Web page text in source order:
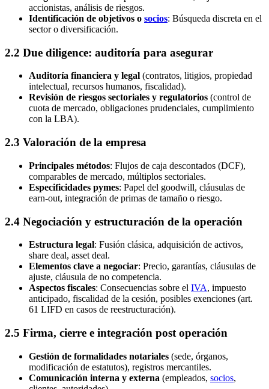
accionistas, análisis de riesgos.
Identificación de objetivos o socios: Búsqueda discreta en el
sector o diversificación.
2.2 Due diligence: auditoría para asegurar
Auditoría financiera y legal (contratos, litigios, propiedad
intelectual, recursos humanos, fiscalidad).
Revisión de riesgos sectoriales y regulatorios (control de
cuota de mercado, obligaciones prudenciales, cumplimiento
con la LBA).
2.3 Valoración de la empresa
Principales métodos: Flujos de caja descontados (DCF),
comparables de mercado, múltiplos sectoriales.
Especificidades pymes: Papel del goodwill, cláusulas de
earn-out, integración de primas de tamaño o riesgo.
2.4 Negociación y estructuración de la operación
Estructura legal: Fusión clásica, adquisición de activos,
share deal, asset deal.
Elementos clave a negociar: Precio, garantías, cláusulas de
ajuste, cláusula de no competencia.
Aspectos fiscales: Consecuencias sobre el IVA, impuesto
anticipado, fiscalidad de la cesión, posibles exenciones (art.
61 LIFD en casos de reestructuración).
2.5 Firma, cierre e integración post operación
Gestión de formalidades notariales (sede, órganos,
modificación de estatutos), registros mercantiles.
Comunicación interna y externa (empleados, socios,